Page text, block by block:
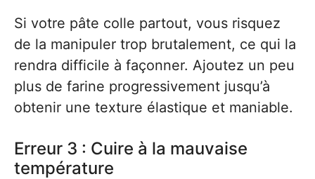
Si votre pâte colle partout, vous risquez
de la manipuler trop brutalement, ce qui la
rendra difficile à façonner. Ajoutez un peu
plus de farine progressivement jusqu’à
obtenir une texture élastique et maniable.
Erreur 3 : Cuire à la mauvaise
température